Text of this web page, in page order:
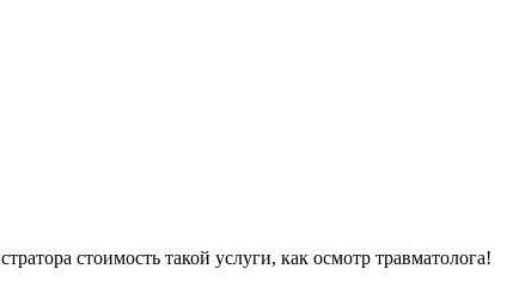
стоимость такой услуги, как осмотр травматолога!